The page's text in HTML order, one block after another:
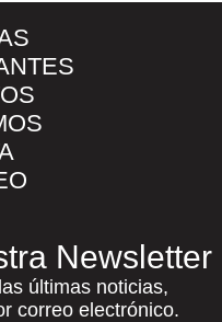
Newsletter
últimas noticias,
correo electrónico.